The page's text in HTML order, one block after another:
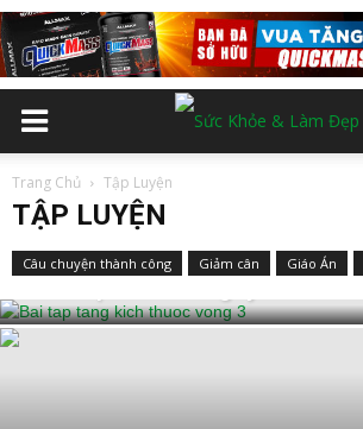
Trang Chủ Tập Luyện
TẬP LUYỆN
Câu chuyện thành công Giảm cân Giáo Án
TẬP LUYỆN
9 bài tập tăng kích thước
chỉ 30 phút mỗi ngày